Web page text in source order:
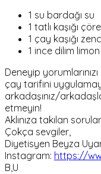
1 su bardağı su
1 tatlı kaşığı
1 çay kaşığı
1 ince dilim limon
Deneyip
çay tarifini
arkadaşınız/
etmeyin!
Aklınıza takılan
Çokça sevgiler,
Diyetisyen Beyza
Instagram: https://
B,U